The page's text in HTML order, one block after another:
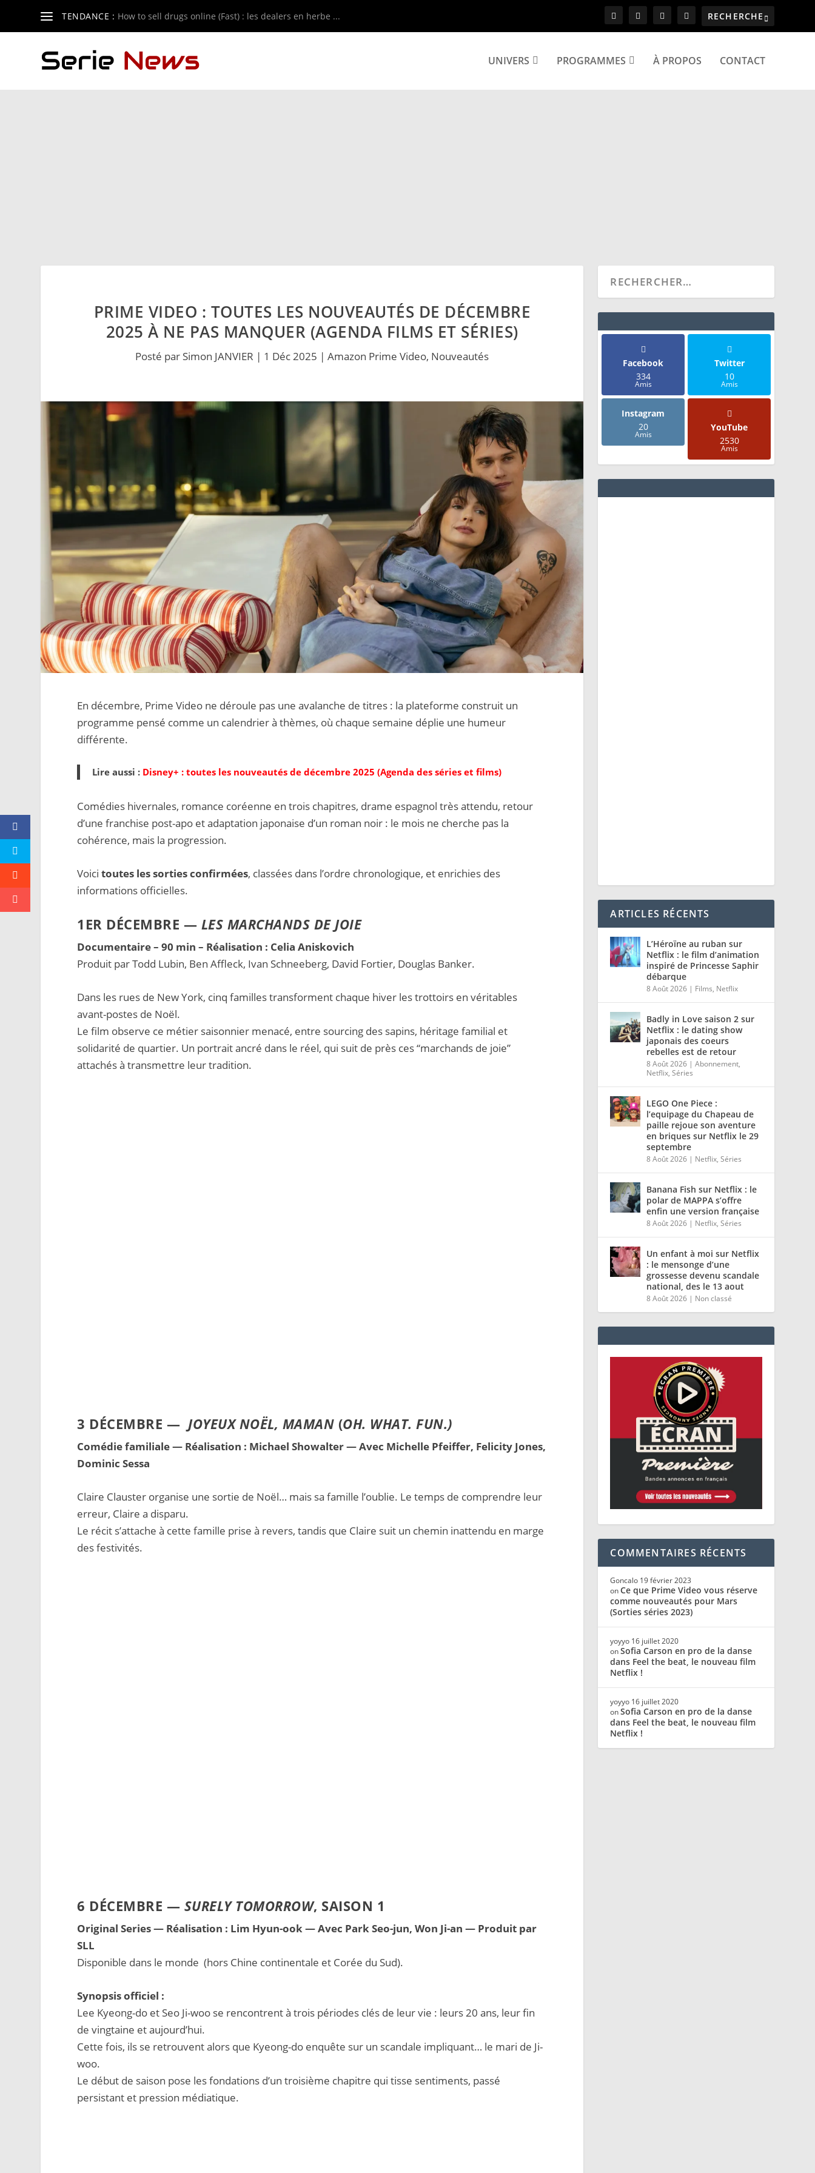
TENDANCE : How to sell drugs online (Fast) : les dealers en herbe ...
UNIVERS PROGRAMMES À PROPOS CONTACT
PRIME VIDEO : TOUTES LES NOUVEAUTÉS DE DÉCEMBRE
2025 À NE PAS MANQUER (AGENDA FILMS ET SÉRIES)
Posté par Simon JANVIER | 1 Déc 2025 |Amazon Prime Video, Nouveautés
En décembre, Prime Video ne déroule pas une avalanche de titres : la plateforme construit un
programme pensé comme un calendrier à thèmes, où chaque semaine déplie une humeur
différente.
Lire aussi : Disney+ : toutes les nouveautés de décembre 2025 (Agenda des séries et films)
Comédies hivernales, romance coréenne en trois chapitres, drame espagnol très attendu, retour
d’une franchise post-apo et adaptation japonaise d’un roman noir : le mois ne cherche pas la
cohérence, mais la progression.
Voicitoutes les sorties confirmées, classées dans l’ordre chronologique, et enrichies des
informations officielles.
1ER DÉCEMBRE — LES MARCHANDS DE JOIE
Documentaire – 90 min – Réalisation : Celia Aniskovich
Produit par Todd Lubin, Ben Affleck, Ivan Schneeberg, David Fortier, Douglas Banker.
Dans les rues de New York, cinq familles transforment chaque hiver les trottoirs en véritables
avant-postes de Noël.
Le film observe ce métier saisonnier menacé, entre sourcing des sapins, héritage familial et
solidarité de quartier. Un portrait ancré dans le réel, qui suit de près ces “marchands de joie”
attachés à transmettre leur tradition.
3 DÉCEMBRE — JOYEUX NOËL, MAMAN (OH. WHAT. FUN.)
Comédie familiale — Réalisation : Michael Showalter — Avec Michelle Pfeiffer, Felicity Jones,
Dominic Sessa
Claire Clauster organise une sortie de Noël… mais sa famille l’oublie. Le temps de comprendre leur
erreur, Claire a disparu.
Le récit s’attache à cette famille prise à revers, tandis que Claire suit un chemin inattendu en marge
des festivités.
6 DÉCEMBRE — SURELY TOMORROW, SAISON 1
Original Series — Réalisation : Lim Hyun-ook — Avec Park Seo-jun, Won Ji-an — Produit par
SLL
Disponible dans le monde (hors Chine continentale et Corée du Sud).
Synopsis officiel :
Lee Kyeong-do et Seo Ji-woo se rencontrent à trois périodes clés de leur vie : leurs 20 ans, leur fin
de vingtaine et aujourd’hui.
Cette fois, ils se retrouvent alors que Kyeong-do enquête sur un scandale impliquant… le mari de Ji-
woo.
Le début de saison pose les fondations d’un troisième chapitre qui tisse sentiments, passé
persistant et pression médiatique.
Facebook
334
Amis
Twitter
10
Amis
Instagram
20
Amis
YouTube
2530
Amis
ARTICLES RÉCENTS
L’Héroïne au ruban sur
Netflix : le film d’animation
inspiré de Princesse Saphir
débarque
8 Août 2026 | Films, Netflix
Badly in Love saison 2 sur
Netflix : le dating show
japonais des coeurs
rebelles est de retour
8 Août 2026 |Abonnement,
Netflix,Séries
LEGO One Piece :
l’equipage du Chapeau de
paille rejoue son aventure
en briques sur Netflix le 29
septembre
8 Août 2026 | Netflix,Séries
Banana Fish sur Netflix : le
polar de MAPPA s’offre
enfin une version française
8 Août 2026 | Netflix,Séries
Un enfant à moi sur Netflix
: le mensonge d’une
grossesse devenu scandale
national, des le 13 aout
8 Août 2026 | Non classé
COMMENTAIRES RÉCENTS
Goncalo 19 février 2023
onCe que Prime Video vous réserve
comme nouveautés pour Mars
(Sorties séries 2023)
yoyyo 16 juillet 2020
onSofia Carson en pro de la danse
dans Feel the beat, le nouveau film
Netflix !
yoyyo 16 juillet 2020
onSofia Carson en pro de la danse
dans Feel the beat, le nouveau film
Netflix !